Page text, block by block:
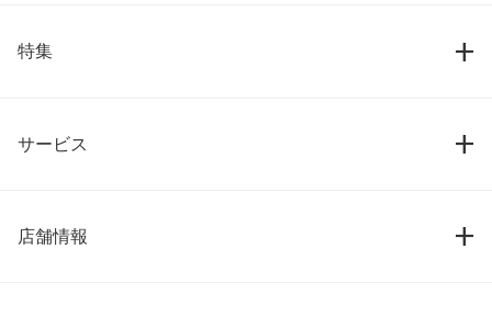
特集
サービス
店舗情報